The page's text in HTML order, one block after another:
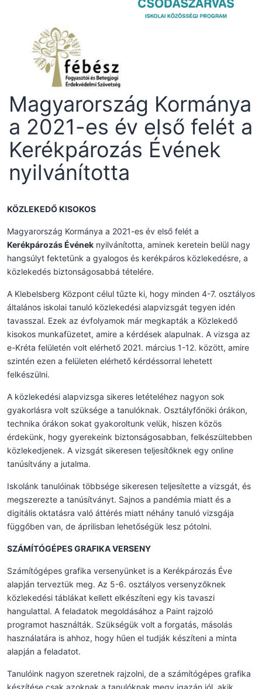
Magyarország Kormánya
a 2021-es év első felét a
Kerékpározás Évének
nyilvánította
KÖZLEKEDŐ KISOKOS
Magyarország Kormánya a 2021-es év első felét a
Kerékpározás Évének nyilvánította, aminek keretein belül nagy
hangsúlyt fektetünk a gyalogos és kerékpáros közlekedésre, a
közlekedés biztonságosabbá tételére.
A Klebelsberg Központ célul tűzte ki, hogy minden 4-7. osztályos
általános iskolai tanuló közlekedési alapvizsgát tegyen idén
tavasszal. Ezek az évfolyamok már megkapták a Közlekedő
kisokos munkafüzetet, amire a kérdések alapulnak. A vizsga az
e-Kréta felületén volt elérhető 2021. március 1-12. között, amire
szintén ezen a felületen elérhető kérdéssorral lehetett
felkészülni.
A közlekedési alapvizsga sikeres letételéhez nagyon sok
gyakorlásra volt szüksége a tanulóknak. Osztályfőnöki órákon,
technika órákon sokat gyakoroltunk velük, hiszen közös
érdekünk, hogy gyerekeink biztonságosabban, felkészültebben
közlekedjenek. A vizsgát sikeresen teljesítőknek egy online
tanúsítvány a jutalma.
Iskolánk tanulóinak többsége sikeresen teljesítette a vizsgát, és
megszerezte a tanúsítványt. Sajnos a pandémia miatt és a
digitális oktatásra való áttérés miatt néhány tanuló vizsgája
függőben van, de áprilisban lehetőségük lesz pótolni.
SZÁMÍTÓGÉPES GRAFIKA VERSENY
Számítógépes grafika versenyünket is a Kerékpározás Éve
alapján terveztük meg. Az 5-6. osztályos versenyzőknek
közlekedési táblákat kellett elkészíteni egy kis tavaszi
hangulattal. A feladatok megoldásához a Paint rajzoló
programot használták. Szükségük volt a forgatás, másolás
használatára is ahhoz, hogy hűen el tudják készíteni a minta
alapján a feladatot.
Tanulóink nagyon szeretnek rajzolni, de a számítógépes grafika
készítése csak azoknak a tanulóknak megy igazán jól, akik